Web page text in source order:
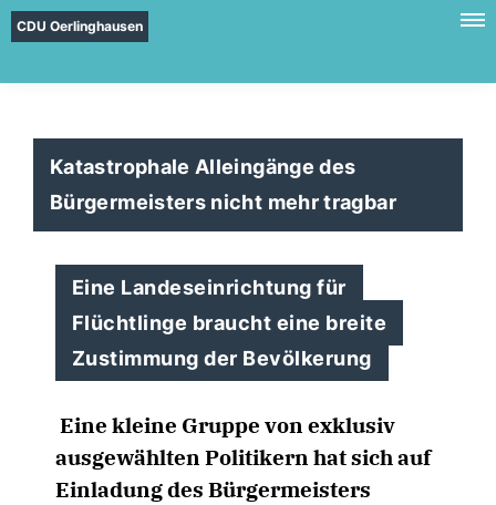
CDU Oerlinghausen
Katastrophale Alleingänge des
Bürgermeisters nicht mehr tragbar
Eine Landeseinrichtung für
Flüchtlinge braucht eine breite
Zustimmung der Bevölkerung
Eine kleine Gruppe von exklusiv
ausgewählten Politikern hat sich auf
Einladung des Bürgermeisters